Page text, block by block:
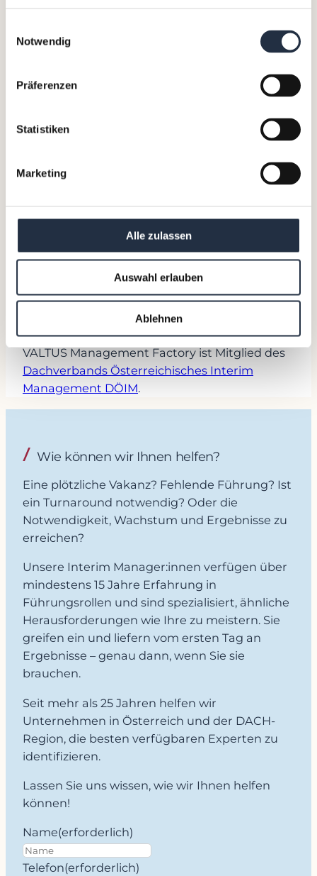
Notwendig
Präferenzen
Statistiken
Marketing
Alle zulassen
Auswahl erlauben
Ablehnen
Interim Manager:innen
Was kostet Interim
Lesen Sie hier Artikel und Interviews
zum Thema Interim Management.
VALTUS Management Factory ist Mitglied des
Dachverbands Österreichisches Interim
Management DÖIM.
Wie können wir Ihnen helfen?
Eine plötzliche Vakanz? Fehlende Führung? Ist
ein Turnaround notwendig? Oder die
Notwendigkeit, Wachstum und Ergebnisse zu
erreichen?
Unsere Interim Manager:innen verfügen über
mindestens 15 Jahre Erfahrung in
Führungsrollen und sind spezialisiert, ähnliche
Herausforderungen wie Ihre zu meistern. Sie
greifen ein und liefern vom ersten Tag an
Ergebnisse – genau dann, wenn Sie sie
brauchen.
Seit mehr als 25 Jahren helfen wir
Unternehmen in Österreich und der DACH-
Region, die besten verfügbaren Experten zu
identifizieren.
Lassen Sie uns wissen, wie wir Ihnen helfen
können!
Name(erforderlich)
Telefon(erforderlich)